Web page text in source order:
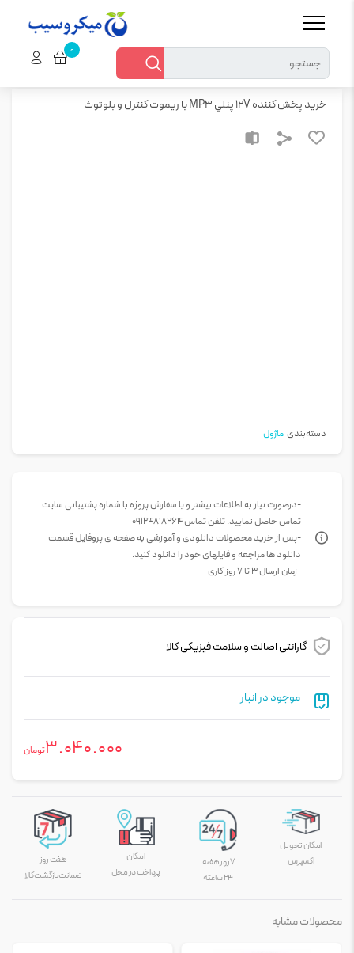
ماژول
خرید پخش کننده 12V پنلي MP3 با ريموت کنترل و بلوتوث
دسته‌بندی ماژول
-درصورت نیاز به اطلاعات بیشتر و یا سفارش پروژه با شماره پشتیبانی سایت
تماس حاصل نمایید. تلفن تماس 09124818264
-پس از خرید محصولات دانلودی و آموزشی به صفحه ی پروفایل قسمت
دانلود ها مراجعه و فایلهای خود را دانلود کنید.
-زمان ارسال 3 تا 7 روز کاری
گارانتی اصالت و سلامت فیزیکی کالا
موجود در انبار
3.040.000تومان
امکان تحویل
اکسپرس
۷ روز هفته
۲۴ ساعته
امکان
پرداخت در محل
هفت روز
ضمانت بازگشت کالا
محصولات مشابه